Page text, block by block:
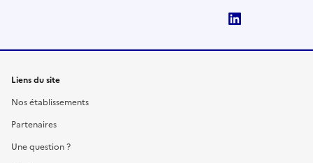
Liens du site
Nos établissements
Partenaires
Une question ?